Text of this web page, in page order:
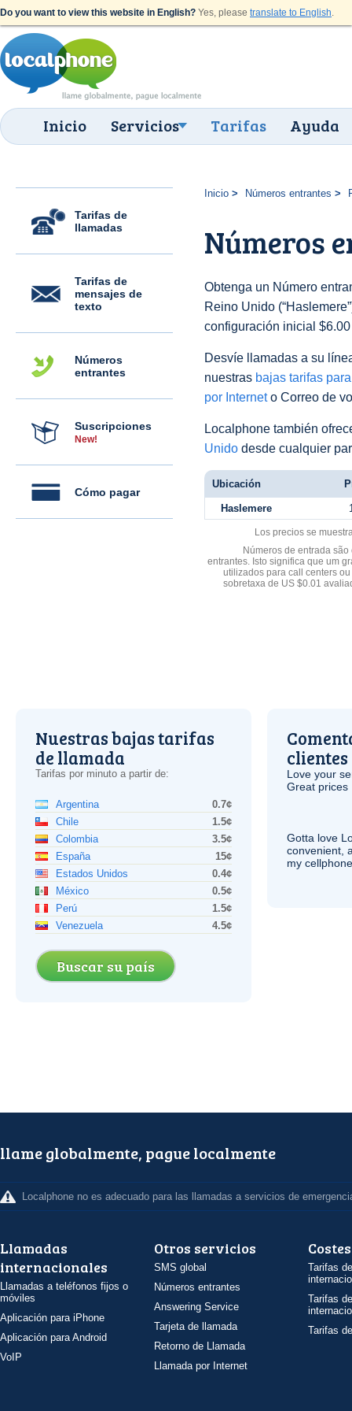
Do you want to view this website in English? Yes, please translate to English.
Inicio Servicios Tarifas Ayuda
Tarifas de
llamadas
Tarifas de
mensajes de
texto
Números
entrantes
Suscripciones
New!
Cómo pagar
Inicio Números entrantes
Números
Obtenga un Número
Reino Unido
configuración inicial
Desvíe llamadas a su
nuestras bajas tarifas
por Interneto Correo de
Localphone también
Unido desde cualquier
Ubicación
Haslemere
Los precios se
Números de entrada
entrantes. Isto significa que um
utilizados para call centers
sobretaxa de US $0.01
Nuestras bajas tarifas
de llamada
Tarifas por minuto a partir de:
Argentina
0.7¢
Chile
1.5¢
Colombia
3.5¢
España
15¢
Estados Unidos
0.4¢
México
0.5¢
Perú
1.5¢
Venezuela
4.5¢
Buscar su país
clientes
Love your
Great prices
Gotta love
convenient,
my
llame globalmente, pague localmente
Localphone no es adecuado para las llamadas a servicios de
Llamadas
internacionales
Llamadas a teléfonos fijos o
móviles
Aplicación para iPhone
Aplicación para Android
VoIP
Otros servicios
SMS global
Números entrantes
Answering Service
Tarjeta de llamada
Retorno de Llamada
Llamada por Internet
Costes
Tarifas
Tarifas
Tarifas